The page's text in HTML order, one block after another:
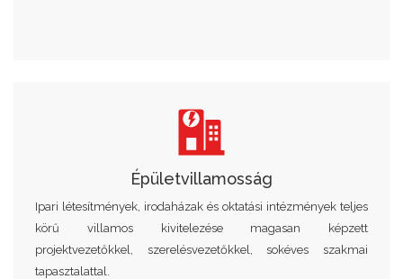
Épületvillamosság
Ipari létesítmények, irodaházak és oktatási intézmények teljes
körű villamos kivitelezése magasan képzett
projektvezetőkkel, szerelésvezetőkkel, sokéves szakmai
tapasztalattal.